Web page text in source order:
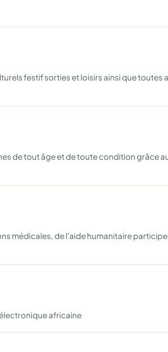
festif sorties et loisirs ainsi que toutes
de tout âge et de toute condition grâce
médicales, de l'aide humanitaire
africaine